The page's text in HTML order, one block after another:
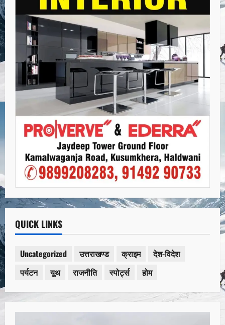
QUICK LINKS
Uncategorized उत्तराखण्ड क्राइम
देश-विदेश
पर्यटन
यूथ राजनीति स्पोर्ट्स होम